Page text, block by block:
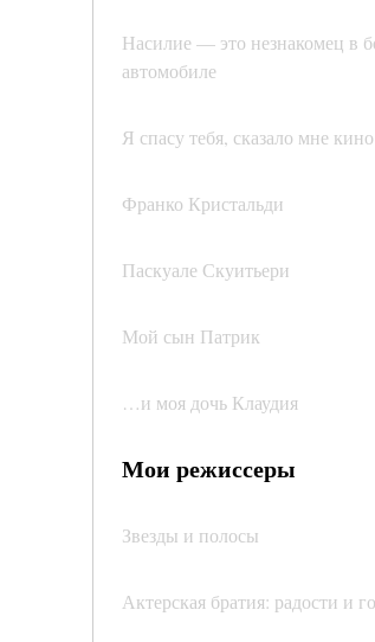
Насилие — это незнакомец в
автомобиле
Я спасу тебя, сказало мне кино
Франко Кристальди
Паскуале Скуитьери
Мой сын Патрик
…и моя дочь Клаудия
Мои режиссеры
Звезды и полосы
Актерская братия: радости и